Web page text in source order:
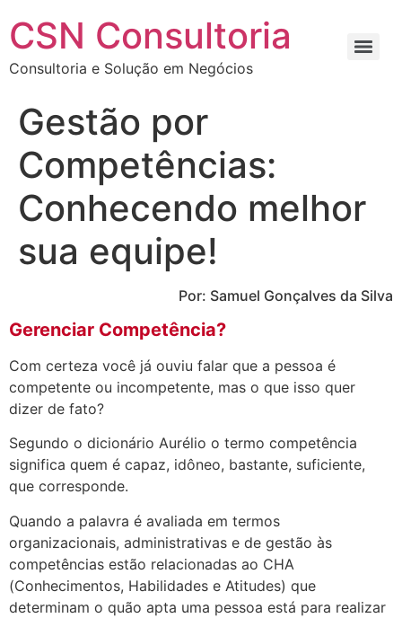
para
conteúdo
CSN Consultoria
Consultoria e Solução em Negócios
Gestão por
Competências:
Conhecendo melhor
sua equipe!
Por: Samuel Gonçalves da Silva
Gerenciar Competência?
Com certeza você já ouviu falar que a pessoa é
competente ou incompetente, mas o que isso quer
dizer de fato?
Segundo o dicionário Aurélio o termo competência
significa quem é capaz, idôneo, bastante, suficiente,
que corresponde.
Quando a palavra é avaliada em termos
organizacionais, administrativas e de gestão às
competências estão relacionadas ao CHA
(Conhecimentos, Habilidades e Atitudes) que
determinam o quão apta uma pessoa está para realizar